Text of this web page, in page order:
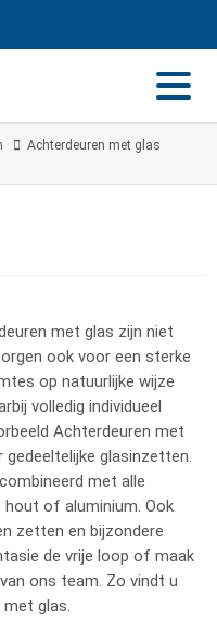
Achterdeuren met glas
met glas zijn niet
ook voor een sterke
op natuurlijke wijze
volledig individueel
Achterdeuren met
glasinzetten.
met alle
of aluminium. Ook
zetten en bijzondere
de vrije loop of maak
ons team. Zo vindt u
glas.